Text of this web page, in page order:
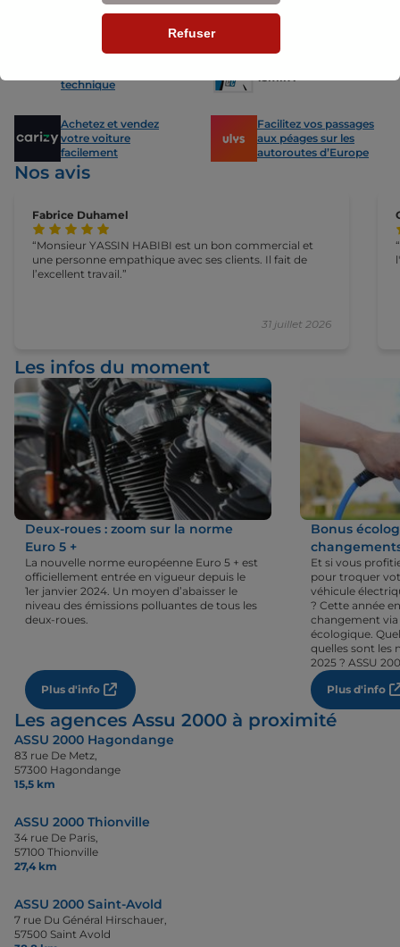
-15% sur votre
technique
15min !
Achetez et vendez
votre voiture
facilement
Facilitez vos passages
aux péages sur les
autoroutes d’Europe
Nos avis
Fabrice Duhamel
31 juillet 2026
Monsieur YASSIN HABIBI est un bon commercial et
une personne empathique avec ses clients. Il fait de
l’excellent travail.
Les infos du moment
Deux-roues : zoom sur la norme
Euro 5 +
La nouvelle norme européenne Euro 5 + est
officiellement entrée en vigueur depuis le
1er janvier 2024. Un moyen d’abaisser le
niveau des émissions polluantes de tous les
deux-roues.
Plus d'info
Bonus
Et si vous
pour troquer
véhicule
? Cette année
changement
écologique.
quelles sont les
2025 ? ASSU
Plus d'info
Les agences Assu 2000 à proximité
ASSU 2000 Hagondange
83 rue De Metz,
57300 Hagondange
15,5 km
ASSU 2000 Thionville
34 rue De Paris,
57100 Thionville
27,4 km
ASSU 2000 Saint-Avold
7 rue Du Général Hirschauer,
57500 Saint Avold
Refuser